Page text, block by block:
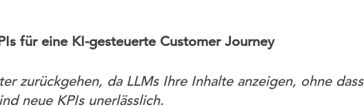
für eine KI-gesteuerte Customer Journey
zurückgehen, da LLMs Ihre Inhalte anzeigen, ohne dass
neue KPIs unerlässlich.